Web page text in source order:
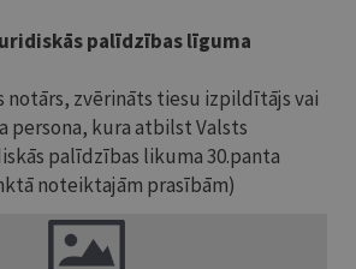
palīdzības līguma
notārs, zvērināts tiesu izpildītājs vai
persona, kura atbilst Valsts
palīdzības likuma 30.panta
noteiktajām prasībām)